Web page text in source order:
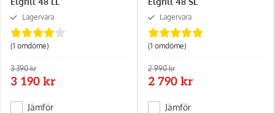
Lagervara
(1 omdöme)
3 390 kr
3 190 kr
Jämför
Lagervara
(1 omdöme)
2 990 kr
2 790 kr
Jämför